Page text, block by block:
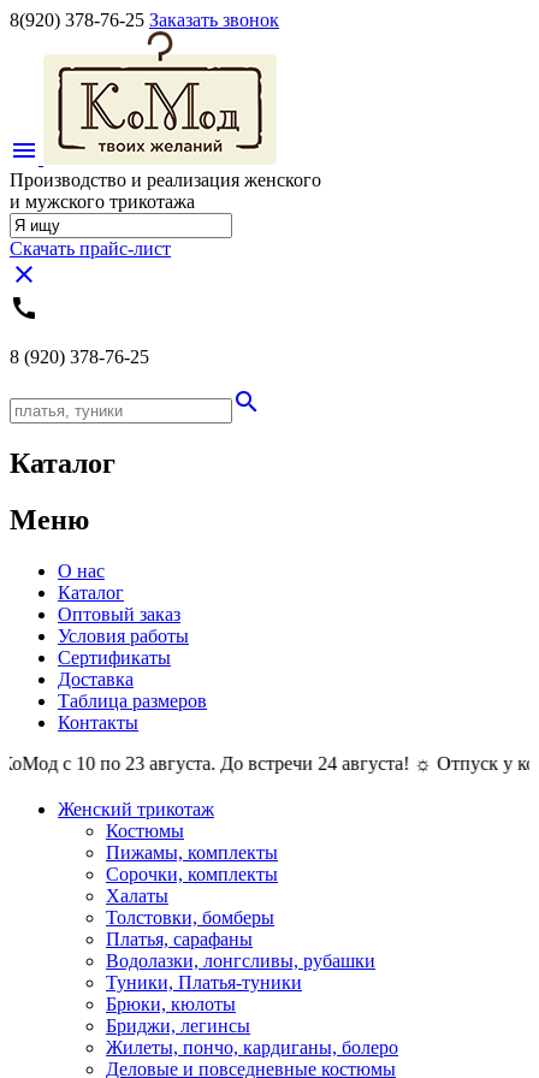
8(920) 378-76-25 Заказать звонок
menu
Производство и реализация женского
и мужского трикотажа
Скачать прайс-лист
close
call
8 (920) 378-76-25
search
Каталог
Меню
О нас
Каталог
Оптовый заказ
Условия работы
Сертификаты
Доставка
Таблица размеров
Контакты
10 по 23 августа. До встречи 24 августа! ☼ Отпуск у
Женский трикотаж
Костюмы
Пижамы, комплекты
Сорочки, комплекты
Халаты
Толстовки, бомберы
Платья, сарафаны
Водолазки, лонгсливы, рубашки
Туники, Платья-туники
Брюки, кюлоты
Бриджи, легинсы
Жилеты, пончо, кардиганы, болеро
Деловые и повседневные костюмы